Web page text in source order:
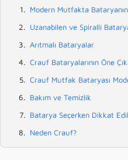
Modern Mutfakta
Uzanabilen ve Spiralli
Arıtmalı Bataryalar
Crauf Bataryalarının Öne
Crauf Mutfak Bataryası
Bakım ve Temizlik
Batarya Seçerken Dikkat
Neden Crauf?